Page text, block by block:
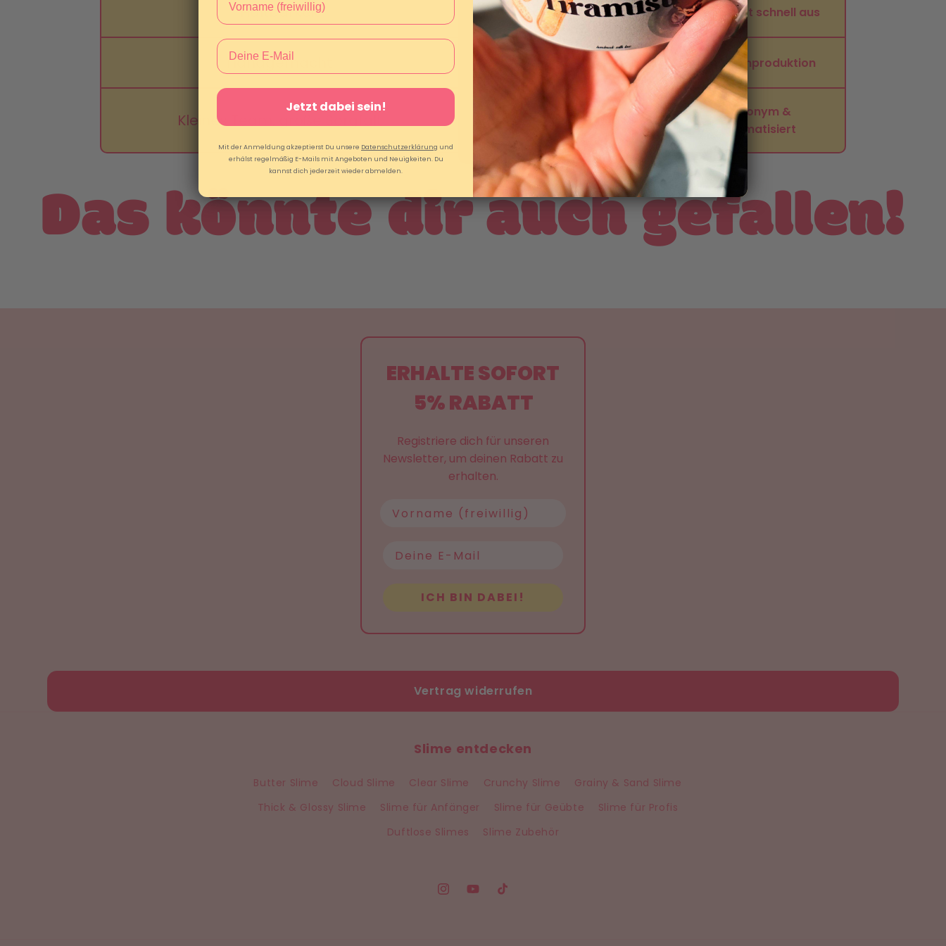
Haltbarkeit ✅ inkl. Aktivator-Goodie-Bag ❌ trocknet schnell aus
Handgemacht ✅ in Deutschland ❌ Massenproduktion
Kleines Team, große Sorgfalt ✅ jede Bestellung persönlich
❌ anonym &
automatisiert
Das könnte dir auch gefallen!
ERHALTE SOFORT
5% RABATT
Registriere dich für unseren
Newsletter, um deinen Rabatt zu
erhalten.
Name
ICH BIN DABEI!
Vertrag widerrufen
Slime entdecken
Butter Slime Cloud Slime Clear Slime Crunchy Slime
Grainy & Sand Slime
Thick & Glossy Slime
Slime für Anfänger Slime für Geübte
Slime für Profis
Duftlose Slimes
Slime Zubehör
InstagramYouTubeTikTok
Email
Jetzt dabei sein!
Mit der Anmeldung akzeptierst Du unsere Datenschutzerklärung und
erhälst regelmäßig E-Mails mit Angeboten und Neuigkeiten. Du
kannst dich jederzeit wieder abmelden.